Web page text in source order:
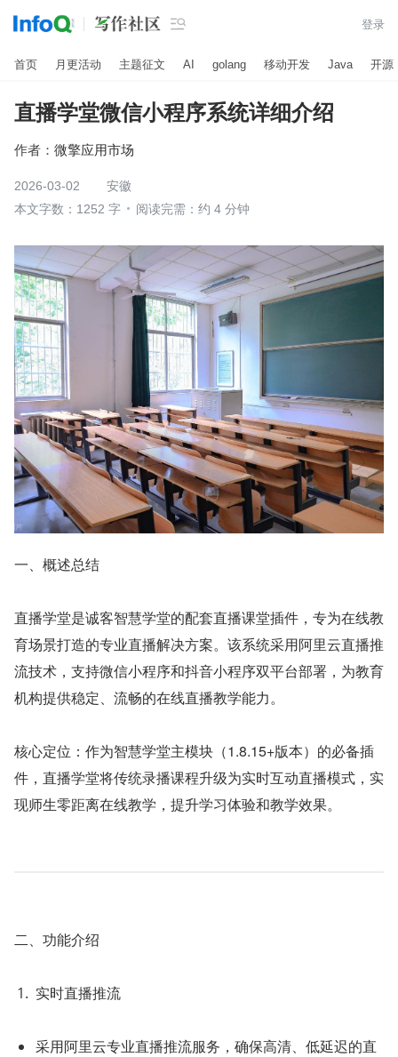
 登录
首页 月更活动 主题征文 AI golang 移动开发 Java 开源
直播学堂微信小程序系统详细介绍
作者： 微擎应用市场
2026-03-02
安徽
本文字数：1252 字
阅读完需：约 4 分钟
一、概述总结
直播学堂是诚客智慧学堂的配套直播课堂插件，专为在线教
育场景打造的专业直播解决方案。该系统采用阿里云直播推
流技术，支持微信小程序和抖音小程序双平台部署，为教育
机构提供稳定、流畅的在线直播教学能力。
核心定位：作为智慧学堂主模块（1.8.15+版本）的必备插
件，直播学堂将传统录播课程升级为实时互动直播模式，实
现师生零距离在线教学，提升学习体验和教学效果。
二、功能介绍
实时直播推流
采用阿里云专业直播推流服务，确保高清、低延迟的直